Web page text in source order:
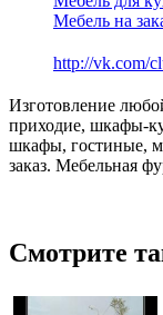
Мебель на
http://vk.com/
Изготовление
приходие, шкафы-
шкафы, гостиные,
заказ. Мебельная
Смотрите